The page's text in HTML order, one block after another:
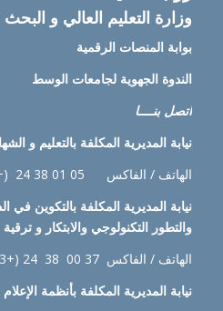
وزارة التعليم العالي و
بوابة المنصات الرقمية
الندوة الجهوية لجامعات الوسط
اتصل بنــــا
نيابة المديرية المكلفة بالتعليم و
الهاتف / الفاكس 05 01 38 24 (+213)
نيابة المديرية المكلفة بالتكوين في
والتطور التكنولوجي والابتكار و ترقية
الهاتف / الفاكس 37 00 38 24 (+213)
نيابة المديرية المكلفة بأنظمة